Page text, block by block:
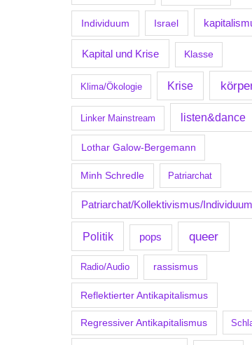
Individuum Israel
Kapital und Krise Klasse
Klima/Ökologie Krise
Linker Mainstream listen&dance
Lothar Galow-Bergemann
Minh Schredle Patriarchat
Patriarchat/Kollektivismus/Individuum
Politik pops queer
Radio/Audio rassismus
Reflektierter Antikapitalismus
Regressiver Antikapitalismus